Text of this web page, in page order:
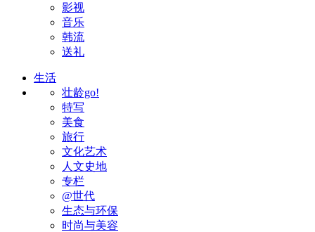
影视
音乐
韩流
送礼
生活
壮龄go!
特写
美食
旅行
文化艺术
人文史地
专栏
@世代
生态与环保
时尚与美容